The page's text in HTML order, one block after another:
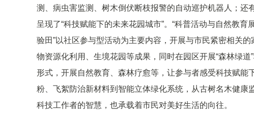
测、病虫害监测、树木倒伏断枝报警的自动巡护机器人；
呈现了“科技赋能下的未来花园城市”。“科普活动与自然教
验田”以社区参与型活动为主要内容，开展与市民紧密相关
物资源化利用、生境花园等成果，同时在园区开展“森林绿
形式，开展自然教育、森林疗愈等，让参与者感受科技赋
粉、飞絮防治新材料到智能立体绿化系统，从古树名木健
科技工作者的智慧，也承载着市民对美好生活的向往。